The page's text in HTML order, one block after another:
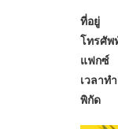
ที่อยู่
โทรศัพ
แฟกซ์
เวลาท
พิกัด